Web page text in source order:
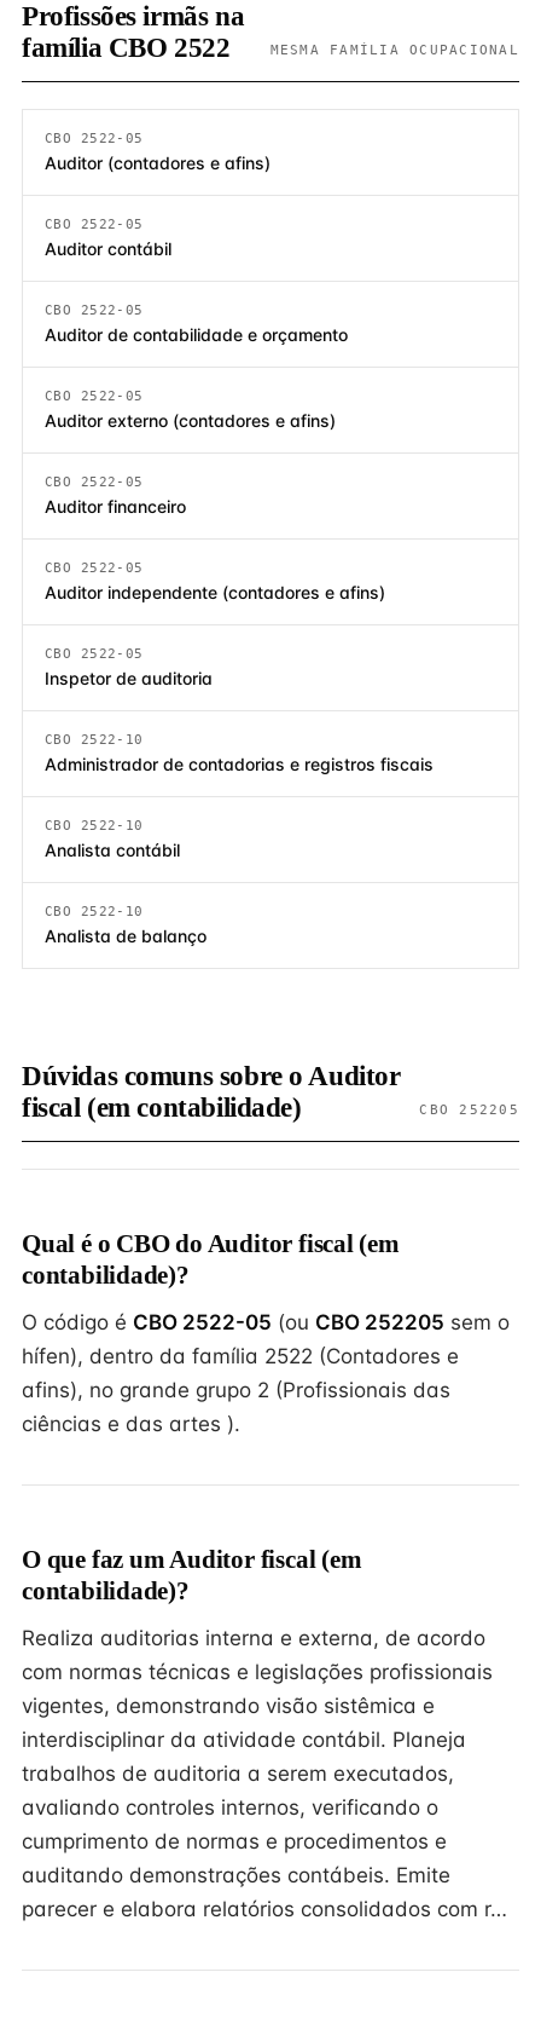
Profissões irmãs na
família CBO 2522
MESMA FAMÍLIA OCUPACIONAL
CBO 2522-05
Auditor (contadores e afins)
CBO 2522-05
Auditor contábil
CBO 2522-05
Auditor de contabilidade e orçamento
CBO 2522-05
Auditor externo (contadores e afins)
CBO 2522-05
Auditor financeiro
CBO 2522-05
Auditor independente (contadores e afins)
CBO 2522-05
Inspetor de auditoria
CBO 2522-10
Administrador de contadorias e registros fiscais
CBO 2522-10
Analista contábil
CBO 2522-10
Analista de balanço
Dúvidas comuns sobre o Auditor
fiscal (em contabilidade)
CBO 252205
Qual é o CBO do Auditor fiscal (em
contabilidade)?
O código é CBO 2522-05 (ou CBO 252205 sem o
hífen), dentro da família 2522 (Contadores e
afins), no grande grupo 2 (Profissionais das
ciências e das artes ).
O que faz um Auditor fiscal (em
contabilidade)?
Realiza auditorias interna e externa, de acordo
com normas técnicas e legislações profissionais
vigentes, demonstrando visão sistêmica e
interdisciplinar da atividade contábil. Planeja
trabalhos de auditoria a serem executados,
avaliando controles internos, verificando o
cumprimento de normas e procedimentos e
auditando demonstrações contábeis. Emite
parecer e elabora relatórios consolidados com r…